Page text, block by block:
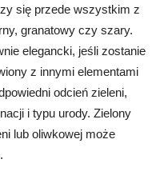
się przede wszystkim z
granatowy czy szary.
elegancki, jeśli zostanie
z innymi elementami
odcień zieleni,
i typu urody. Zielony
lub oliwkowej może